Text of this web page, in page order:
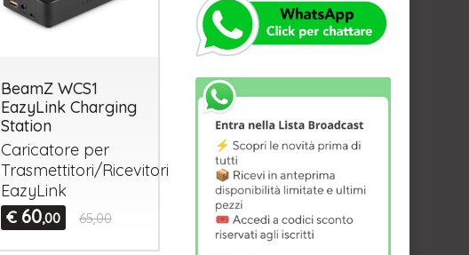
BeamZ WCS1
EazyLink Charging
Station
Caricatore per
Trasmettitori/Ricevitori
EazyLink
€ 60,00 65,00